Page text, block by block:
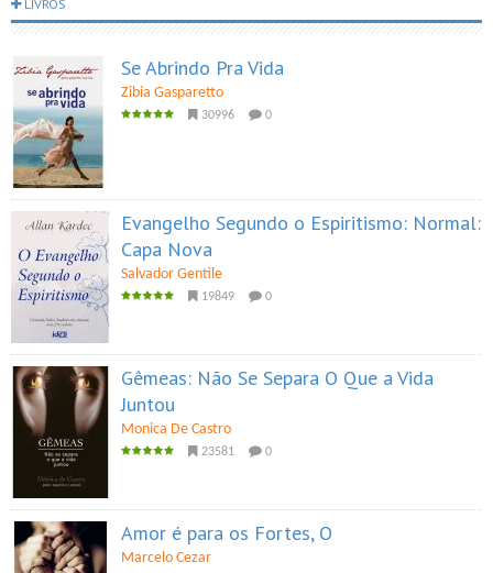
LIVROS
Se Abrindo Pra Vida
Zibia Gasparetto
30996 0
Evangelho Segundo o Espiritismo: Normal:
Capa Nova
Salvador Gentile
19849 0
Gêmeas: Não Se Separa O Que a Vida
Juntou
Monica De Castro
23581 0
Amor é para os Fortes, O
Marcelo Cezar